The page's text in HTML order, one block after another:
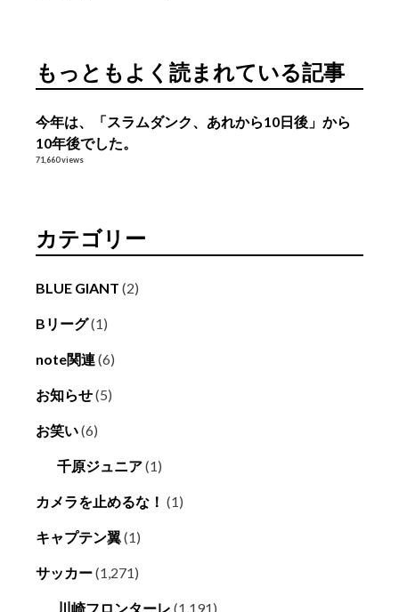
ブ
もっともよく読まれている記事
今年は、「スラムダンク、あれから10日後」から
10年後でした。
71,660 views
カテゴリー
BLUE GIANT (2)
Bリーグ(1)
note関連(6)
お知らせ(5)
お笑い(6)
千原ジュニア(1)
カメラを止めるな！ (1)
キャプテン翼(1)
サッカー(1,271)
川崎フロンターレ (1,191)